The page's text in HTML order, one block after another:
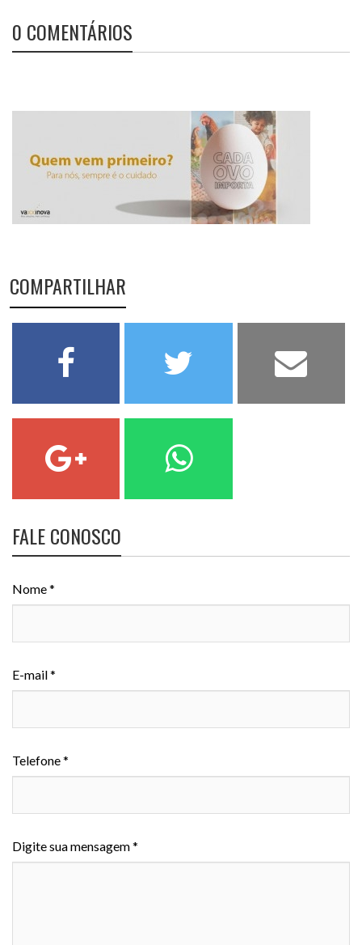
0 COMENTÁRIOS
COMPARTILHAR
FALE CONOSCO
Nome *
E-mail *
Telefone *
Digite sua mensagem *